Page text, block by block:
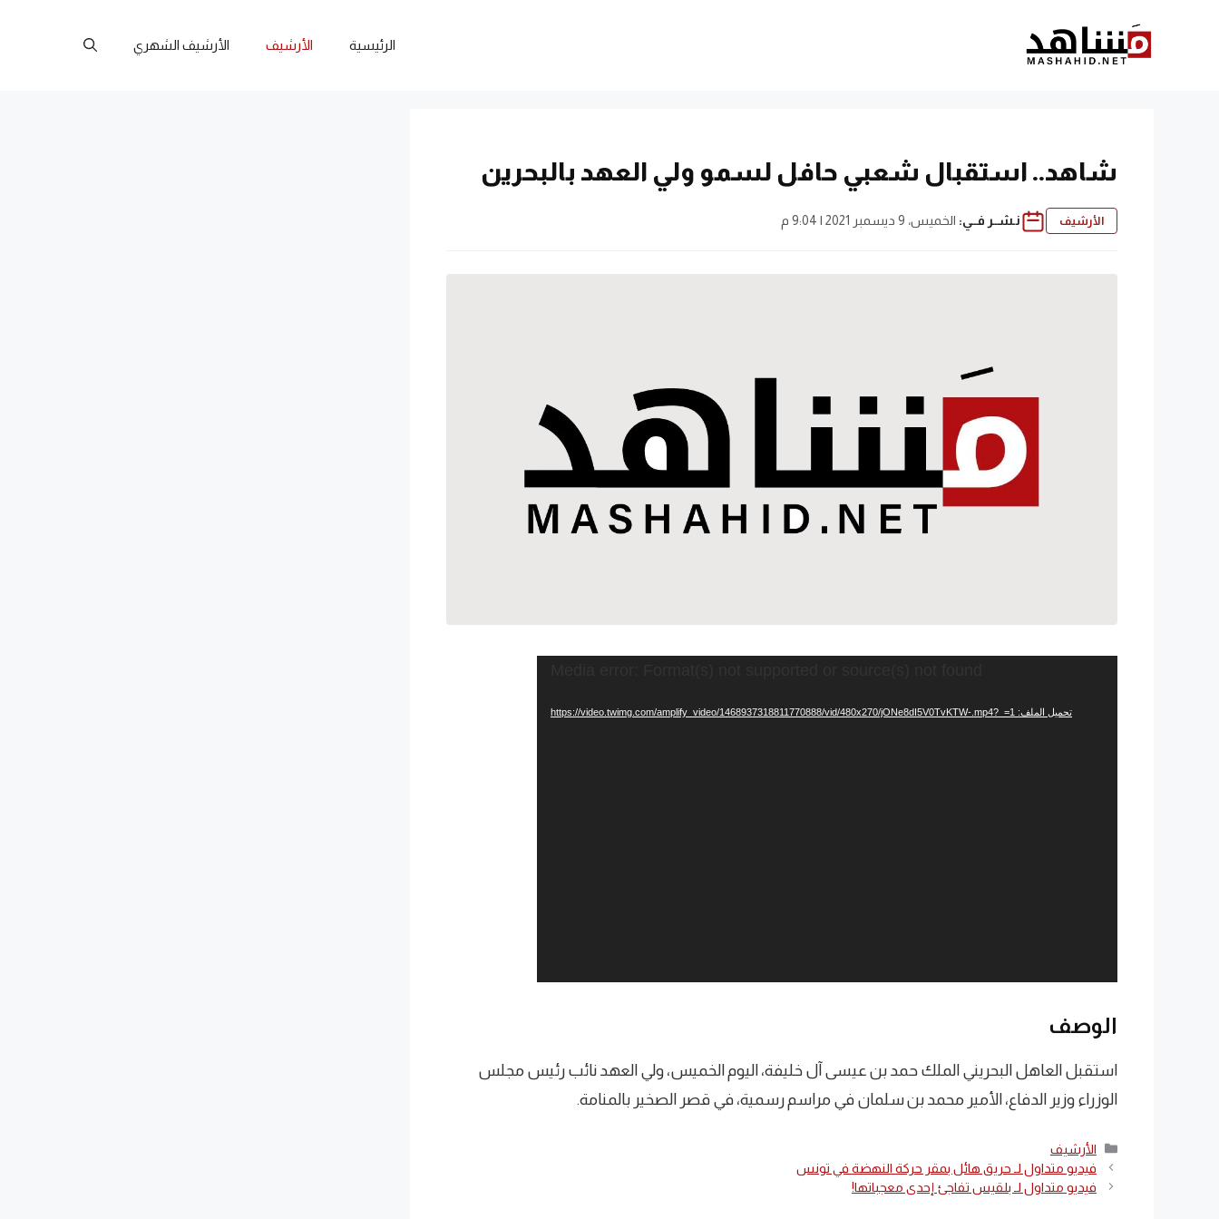
الرئيسية الأرشيف الأرشيف الشهري
شاهد.. استقبال شعبي حافل لسمو ولي العهد بالبحرين
الأرشيف نـشــر فــي: الخميس، 9 ديسمبر 2021 | 9:04 م
تحميل الملف: https://video.twimg.com/amplify_video/1468937318811770888/vid/480x270/jONe8dI5V0TvKTW-.mp4?_=1
الوصف
استقبل العاهل البحريني الملك حمد بن عيسى آل خليفة، اليوم الخميس، ولي العهد نائب رئيس مجلس
الوزراء وزير الدفاع، الأمير محمد بن سلمان في مراسم رسمية، في قصر الصخير بالمنامة.
التصنيفات
الأرشيف
فيديو متداول لـ حريق هائل بمقر حركة النهضة في تونس
فيديو متداول لـ بلقيس تفاجئ إحدى معجباتها!